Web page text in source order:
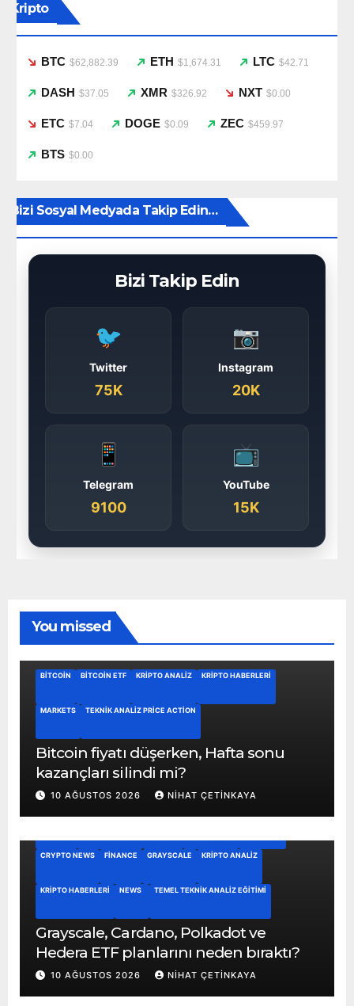
Kripto
BTC $62,882.39 ETH $1,674.31 LTC $42.71
DASH $37.05 XMR $326.92 NXT $0.00
ETC $7.04 DOGE $0.09 ZEC $459.97
BTS $0.00
Bizi Sosyal Medyada Takip Edin…
Bizi Takip Edin
🐦
Twitter
75K
📷
Instagram
20K
📱
Telegram
9100
📺
YouTube
15K
You missed
BITCOIN BITCOIN ETF KRIPTO ANALIZ KRIPTO HABERLERI
MARKETS TEKNIK ANALIZ PRICE ACTION
Bitcoin fiyatı düşerken, Hafta sonu
kazançları silindi mi?
10 AĞUSTOS 2026 NIHAT ÇETINKAYA
CRYPTO NEWS FINANCE GRAYSCALE KRIPTO ANALIZ
KRIPTO HABERLERI NEWS TEMEL TEKNIK ANALIZ EĞITIMI
Grayscale, Cardano, Polkadot ve
Hedera ETF planlarını neden bıraktı?
10 AĞUSTOS 2026 NIHAT ÇETINKAYA